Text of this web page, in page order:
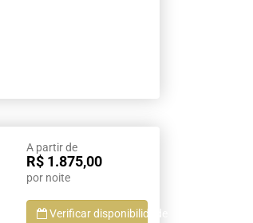
A partir de
R$ 1.875,00
por noite
Verificar disponibilidade